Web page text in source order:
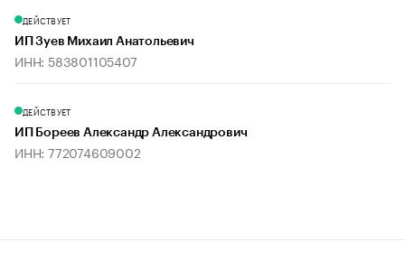
ДЕЙСТВУЕТ
ИП Зуев Михаил Анатольевич
ИНН: 583801105407
ДЕЙСТВУЕТ
ИП Бореев Александр Александрович
ИНН: 772074609002